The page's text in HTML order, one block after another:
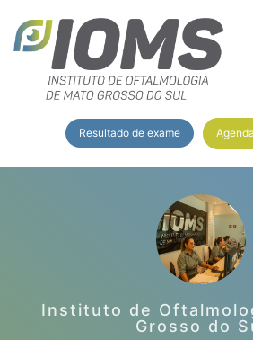
Resultado de exame
Instituto de
Grosso do